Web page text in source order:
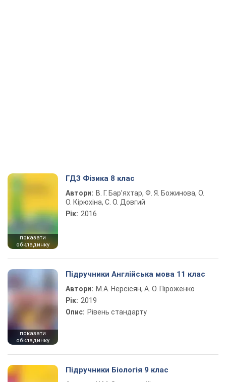
показати
обкладинку
ГДЗ Фізика 8 клас
Автори: В. Г. Бар’яхтар, Ф. Я. Божинова, О.
О. Кірюхіна, С. О. Довгий
Рік: 2016
показати
обкладинку
Підручники Англійська мова 11 клас
Автори: М.А. Нерсісян, А. О. Піроженко
Рік: 2019
Опис: Рівень стандарту
Підручники Біологія 9 клас